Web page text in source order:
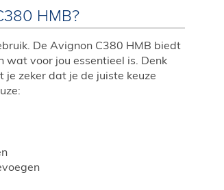
HMB?
De Avignon C380 HMB biedt
wat voor jou essentieel is. Denk
zeker dat je de juiste keuze